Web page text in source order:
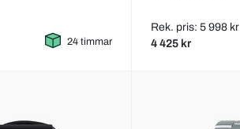
24 timmar
Rek. pris: 5 998 kr
4 425 kr